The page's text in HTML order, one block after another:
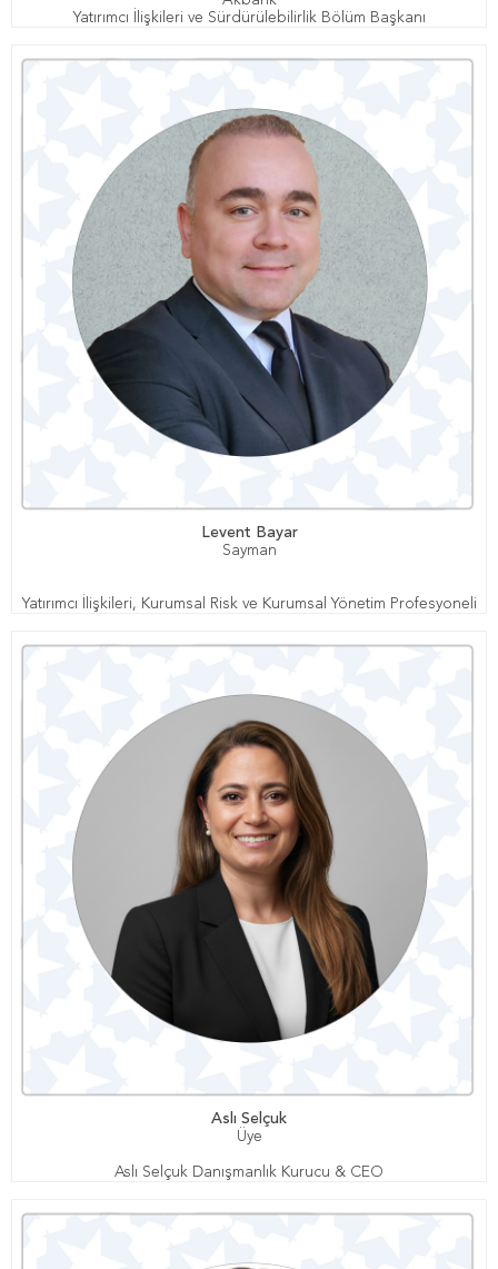
Yatırımcı İlişkileri ve Sürdürülebilirlik Bölüm Başkanı
Levent Bayar
Sayman
Yatırımcı İlişkileri, Kurumsal Risk ve Kurumsal Yönetim Profesyoneli
Aslı Selçuk
Üye
Aslı Selçuk Danışmanlık Kurucu & CEO